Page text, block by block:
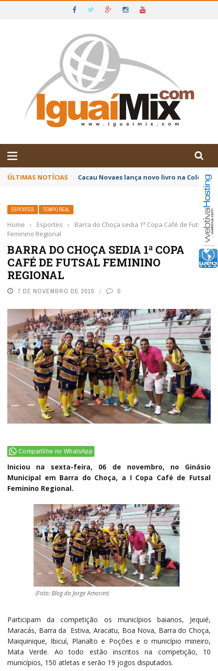
IGUAÍ E SUDOESTE DA BAHIA
ÚLTIMAS NOTÍCIAS Poetas baianos representam o Brasil no
ESPORTES TEMPO REAL
Home › Esportes ›
Barra do Choça sedia 1ª Copa Café de Futsal
Feminino Regional
BARRA DO CHOÇA SEDIA 1ª COPA
CAFÉ DE FUTSAL FEMININO
REGIONAL
7 DE NOVEMBRO DE 2015 0
Compartilhe no WhatsApp
Iniciou na sexta-feira, 06 de novembro, no Ginásio
Municipal em Barra do Choça, a I Copa Café de Futsal
Feminino Regional.
(Foto: Blog do Jorge Amorim)
Participam da competição os municípios baianos, Jequié,
Maracás, Barra da Estiva, Aracatu, Boa Nova, Barra do Choça,
Maiquinique, Ibicuí, Planalto e Poções e o município mineiro,
Mata Verde. Ao todo estão inscritos na competição, 10
municípios, 150 atletas e serão 19 jogos disputados.